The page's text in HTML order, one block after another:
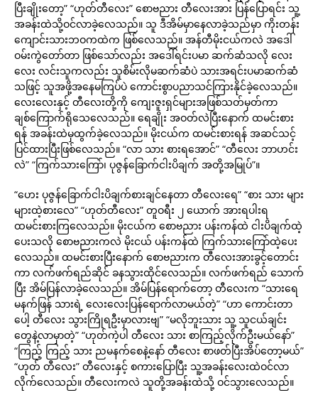
ပြီးချိုးတော့” “ဟုတ်တီလေး” စောဗညား တီလေးအား ပြန်ပြောရင်း သူ့
အခန်းထဲသို့ဝင်လာခဲ့လေသည်။ သူ ဒီအိမ်မှာနေလာခဲ့သည်မှာ ကိုးတန်း
ကျောင်းသားဘဝကထဲက ဖြစ်လေသည်။ အန်တီမိုးငယ်ကလဲ အဒေါ်
ဝမ်းကွဲတော်တာ ဖြစ်သော်လည်း အဒေါ်ရင်းပမာ ဆက်ဆံသလို လေး
လေး လင်းသူကလည်း သူစိမ်းလိုမဆက်ဆံပဲ သားအရင်းပမာဆက်ဆံ
သဖြင့် သူအဖို့အနေမကြပ်ပဲ ကောင်းစွာပညာသင်ကြားနိုင်ခဲ့လေသည်။
လေးလေးနှင့် တီလေးတို့ကို ကျေးဇူးရှင်များအဖြစ်သတ်မှတ်ကာ
ချစ်ကြောက်ရိုသေလေသည်။ ရေချိုး အဝတ်လဲပြီးနောက် ထမင်းစား
ရန် အခန်းထဲမှထွက်ခဲ့လေသည်။ မိုးငယ်က ထမင်းစားရန် အဆင်သင့်
ပြင်ထားပြီးဖြစ်လေသည်။ “လာ သား စားရအောင်” “တီလေး ဘာဟင်း
လဲ” “ကြက်သားကြော်၊ ပုဇွန်ခြောက်ငါးပိချက် အတို့အမြုပ်”။
“ဟေး ပုဇွန်ခြောက်ငါးပိချက်စားချင်နေတာ တီလေးရေ” “စား သား များ
များထဲ့စားလေ” “ဟုတ်တီလေး” တူဝရီး ၂ ယောက် အားရပါးရ
ထမင်းစားကြလေသည်။ မိုးငယ်က စောဗညား ပန်းကန်ထဲ ငါးပိချက်ထဲ့
ပေးသလို စောဗညားကလဲ မိုးငယ် ပန်းကန်ထဲ ကြက်သားကြော်ထဲ့ပေး
လေသည်။ ထမင်းစားပြီးနောက် စောဗညားက တီလေးအားခွင့်တောင်း
ကာ လက်ဖက်ရည်ဆိုင် ခနသွားထိုင်လေသည်။ လက်ဖက်ရည် သောက်
ပြီး အိမ်ပြန်လာခဲ့လေသည်။ အိမ်ပြန်ရောက်တော့ တီလေးက “သားရေ
မနက်ဖြန် သားရဲ့ လေးလေးပြန်ရောက်လာမယ်တဲ့” “ဟာ ကောင်းတာ
ပေါ့ တီလေး သွားကြိုရဦးမှာလားဗျ” “မလိုဘူးသား သူ့ သူငယ်ချင်း
တွေနဲ့လာမှာတဲ့” “ဟုတ်ကဲ့ပါ တီလေး သား စာကြည့်လိုက်ဦးမယ်နော်”
“ကြည့် ကြည့် သား ညမနက်စေနဲ့နော် တီလေး စာဖတ်ပြီးအိပ်တော့မယ်”
“ဟုတ် တီလေး” တီလေးနှင့် စကားပြောပြီး သူ့အခန်းလေးထဲဝင်လာ
လိုက်လေသည်။ တီလေးကလဲ သူတို့အခန်းထဲသို့ ဝင်သွားလေသည်။